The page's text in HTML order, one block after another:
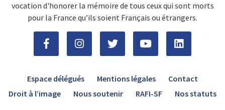
vocation d'honorer la mémoire de tous ceux qui sont morts
pour la France qu’ils soient Français ou étrangers.
Espace délégués Mentions légales
Contact
Droit à l’image
Nous soutenir RAFI-SF Nos statuts